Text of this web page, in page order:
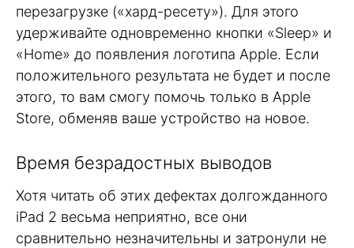
перезагрузке («хард-ресету»). Для этого
удерживайте одновременно кнопки «Sleep» и
«Home» до появления логотипа Apple. Если
положительного результата не будет и после
этого, то вам смогу помочь только в Apple
Store, обменяв ваше устройство на новое.
Время безрадостных выводов
Хотя читать об этих дефектах долгожданного
iPad 2 весьма неприятно, все они
сравнительно незначительны и затронули не